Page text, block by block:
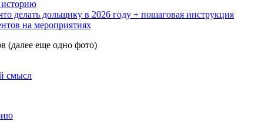
делать дольщику в 2026 году + пошаговая инструкция
на мероприятиях
(далее еще одно фото)
смысл